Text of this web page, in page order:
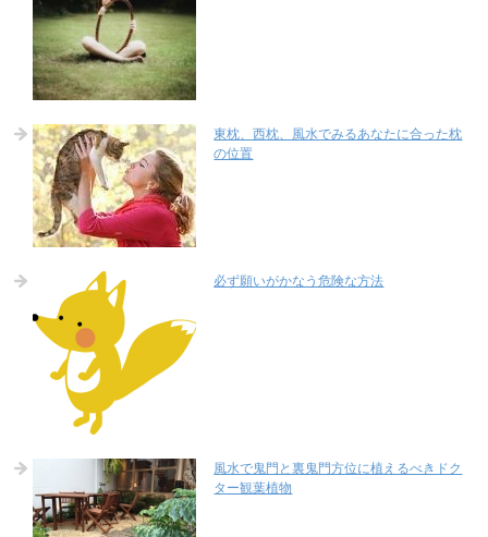
東枕、西枕、風水でみるあなたに合った枕
の位置
必ず願いがかなう危険な方法
風水で鬼門と裏鬼門方位に植えるべきドク
ター観葉植物